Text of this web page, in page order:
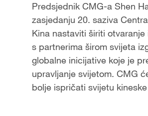
Predsjednik CMG-a Shen
zasjedanju 20. saziva
Kina nastaviti širiti
s partnerima širom svijeta
globalne inicijative koje je
upravljanje svijetom. CMG
bolje ispričati svijetu